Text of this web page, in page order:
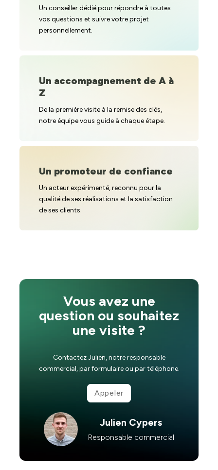
Un conseiller dédié pour répondre à toutes
vos questions et suivre votre projet
personnellement.
Un accompagnement de A à
Z
De la première visite à la remise des clés,
notre équipe vous guide à chaque étape.
Un promoteur de confiance
Un acteur expérimenté, reconnu pour la
qualité de ses réalisations et la satisfaction
de ses clients.
Vous avez une
question ou souhaitez
une visite ?
Contactez Julien, notre responsable
commercial, par formulaire ou par téléphone.
Appeler
Julien Cypers
Responsable commercial